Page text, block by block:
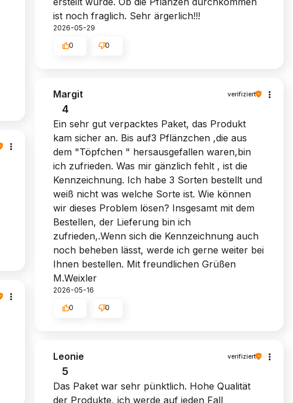
ist noch fraglich. Sehr ärgerlich!!!
2026-05-29
0 0
Margit verifiziert
4
Ein sehr gut verpacktes Paket, das Produkt
kam sicher an. Bis auf3 Pflänzchen ,die aus
dem "Töpfchen " hersausgefallen waren,bin
ich zufrieden. Was mir gänzlich fehlt , ist die
Kennzeichnung. Ich habe 3 Sorten bestellt und
weiß nicht was welche Sorte ist. Wie können
wir dieses Problem lösen? Insgesamt mit dem
Bestellen, der Lieferung bin ich
zufrieden,.Wenn sich die Kennzeichnung auch
noch beheben lässt, werde ich gerne weiter bei
Ihnen bestellen. Mit freundlichen Grüßen
M.Weixler
2026-05-16
0 0
Leonie verifiziert
5
Das Paket war sehr pünktlich. Hohe Qualität
der Produkte, ich werde auf jeden Fall